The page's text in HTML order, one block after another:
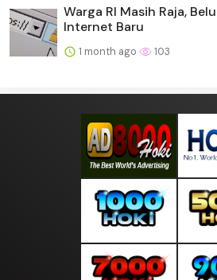
Warga RI Masih Raja,
Internet Baru
1 month ago 103